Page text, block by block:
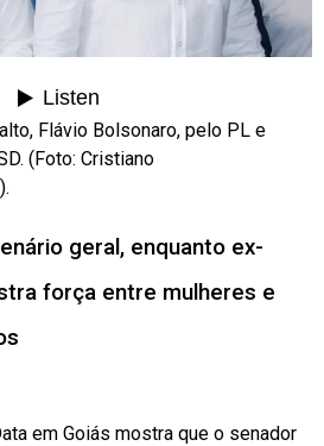
Flávio Bolsonaro, pelo PL e
(Foto: Cristiano
geral, enquanto ex-
força entre mulheres e
em Goiás mostra que o senador